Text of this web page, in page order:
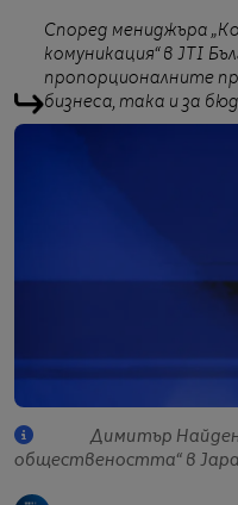
Според мениджъра
комуникация“ в JTI
пропорционалните
бизнеса, така и за
Димитър
обществеността“ в